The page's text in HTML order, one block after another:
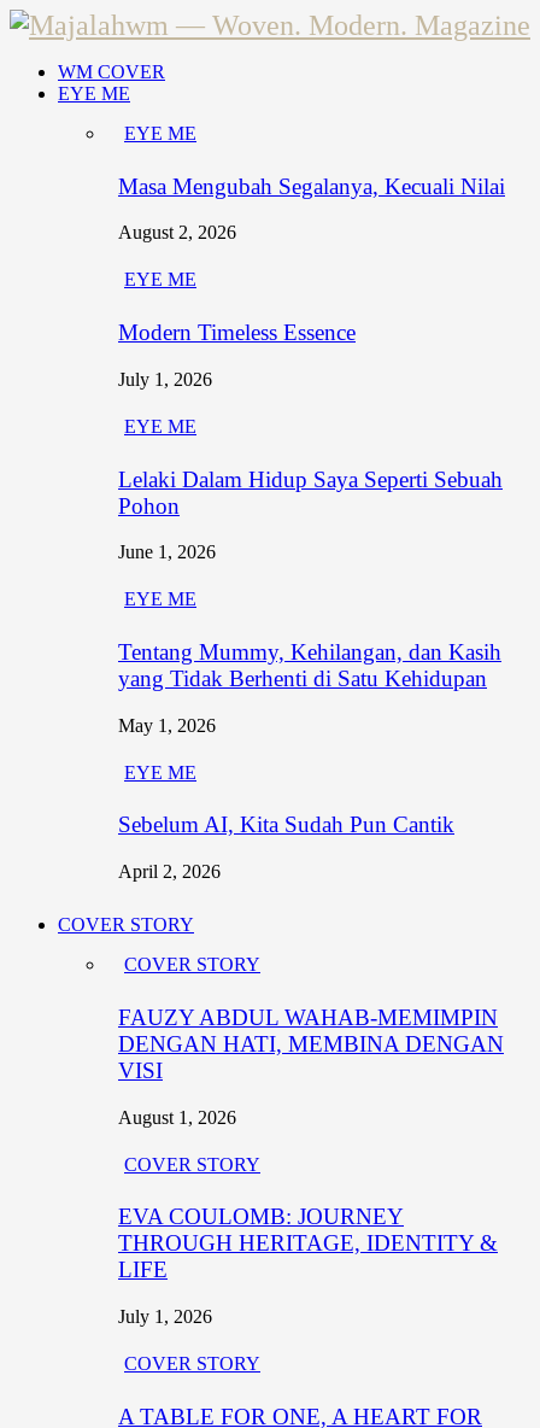
WM COVER
EYE ME
EYE ME
Masa Mengubah Segalanya, Kecuali Nilai
August 2, 2026
EYE ME
Modern Timeless Essence
July 1, 2026
EYE ME
Lelaki Dalam Hidup Saya Seperti Sebuah
Pohon
June 1, 2026
EYE ME
Tentang Mummy, Kehilangan, dan Kasih
yang Tidak Berhenti di Satu Kehidupan
May 1, 2026
EYE ME
Sebelum AI, Kita Sudah Pun Cantik
April 2, 2026
COVER STORY
COVER STORY
FAUZY ABDUL WAHAB-MEMIMPIN
DENGAN HATI, MEMBINA DENGAN
VISI
August 1, 2026
COVER STORY
EVA COULOMB: JOURNEY
THROUGH HERITAGE, IDENTITY &
LIFE
July 1, 2026
COVER STORY
A TABLE FOR ONE, A HEART FOR